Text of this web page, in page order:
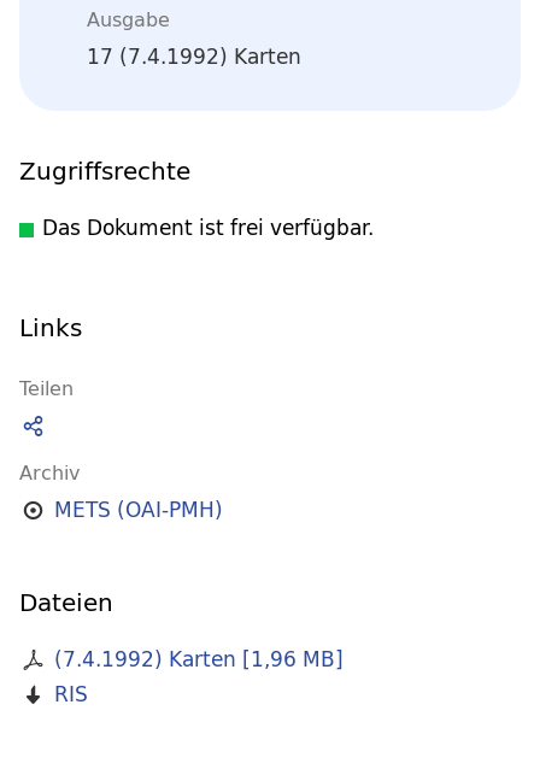
Ausgabe
17 (7.4.1992) Karten
Zugriffsrechte
Das Dokument ist frei verfügbar.
Links
Teilen
Archiv
METS (OAI-PMH)
Dateien
(7.4.1992) Karten [1,96 MB]
RIS